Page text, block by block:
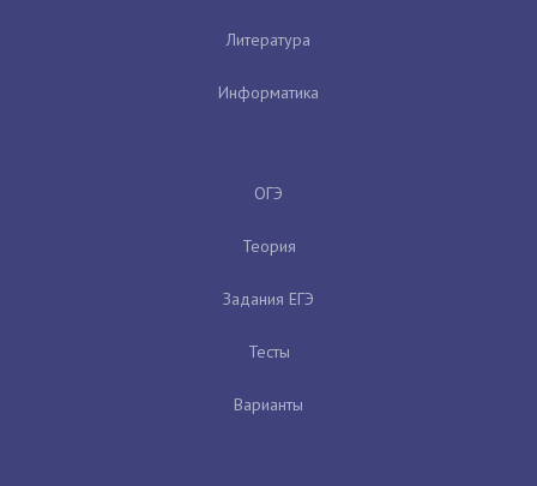
Литература
Информатика
ОГЭ
Теория
Задания ЕГЭ
Тесты
Варианты